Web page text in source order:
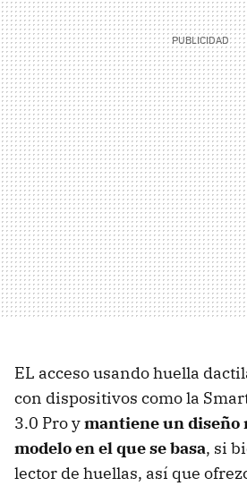
EL acceso usando huella
con dispositivos como la
3.0 Pro ymantiene un
modelo en el que se basa, si
lector de huellas, así que